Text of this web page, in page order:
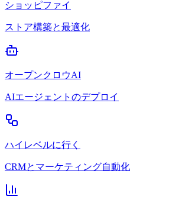
ショッピファイ
ストア構築と最適化
オープンクロウAI
AIエージェントのデプロイ
ハイレベルに行く
CRMとマーケティング自動化